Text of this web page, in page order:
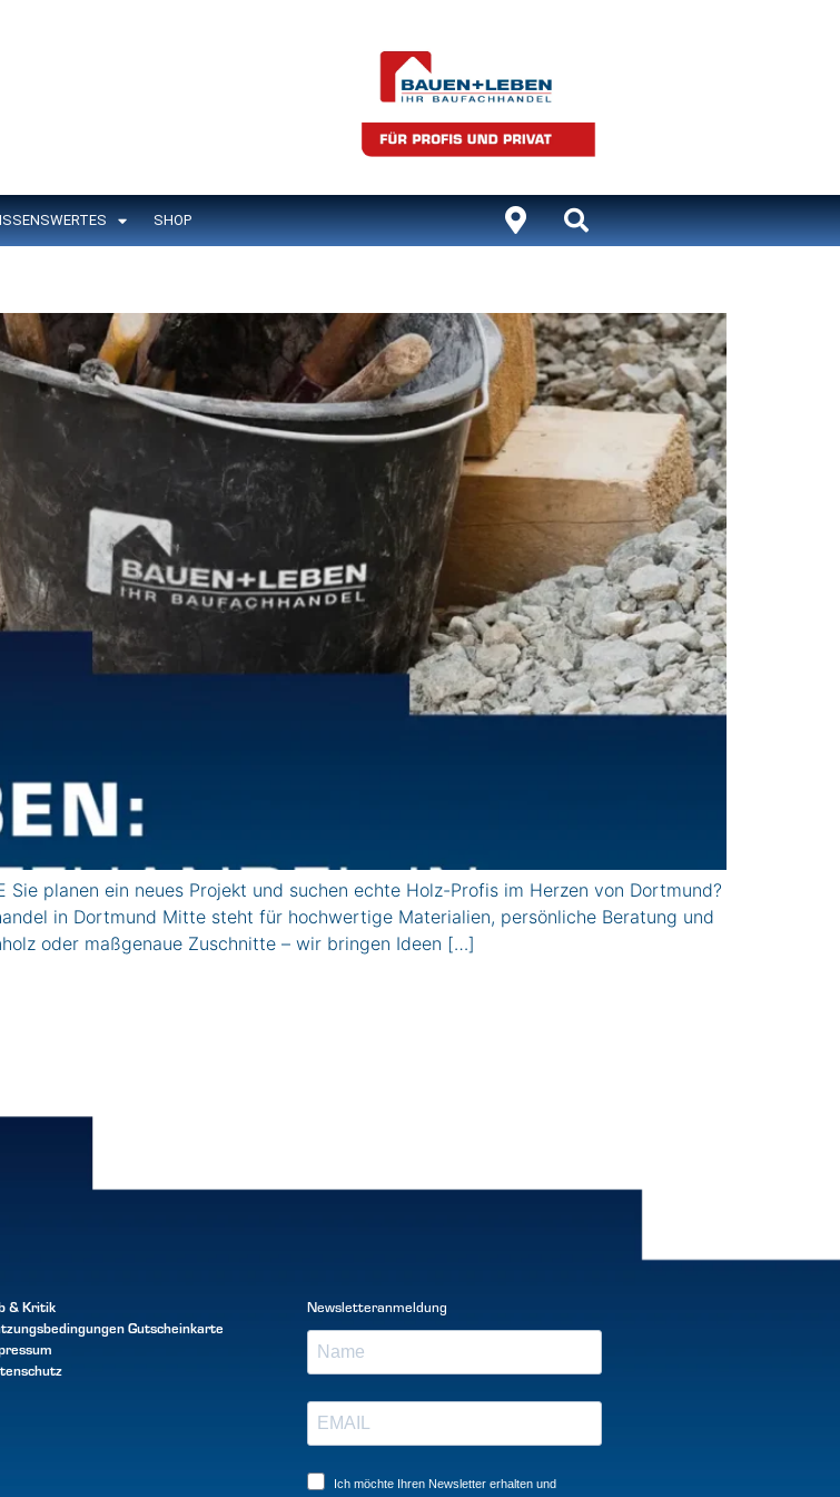
SHOP
Sie planen ein neues Projekt und suchen echte Holz-Profis im Herzen von Dortmund?
in Dortmund Mitte steht für hochwertige Materialien, persönliche Beratung und
oder maßgenaue Zuschnitte – wir bringen Ideen […]
& Kritik
Gutscheinkarte
Newsletteranmeldung
Ich möchte Ihren Newsletter erhalten und